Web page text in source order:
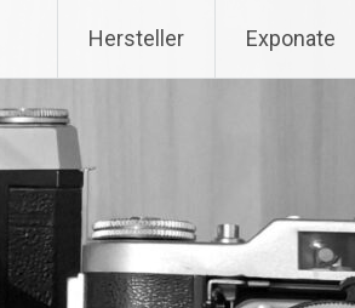
Hersteller Exponate